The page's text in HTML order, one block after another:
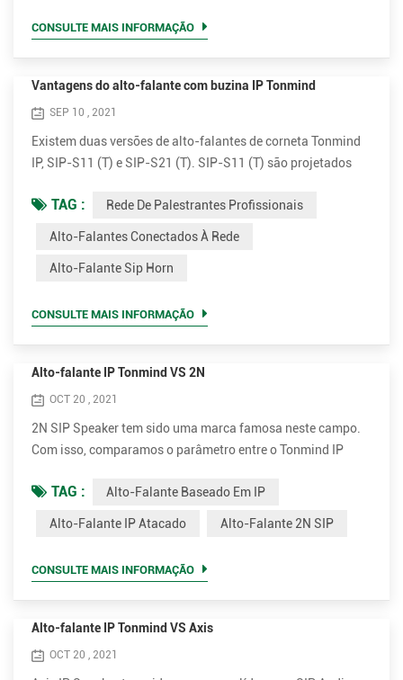
CONSULTE MAIS INFORMAÇÃO
Vantagens do alto-falante com buzina IP Tonmind
SEP 10 , 2021
Existem duas versões de alto-falantes de corneta Tonmind
IP, SIP-S11 (T) e SIP-S21 (T). SIP-S11 (T) são projetados
aparência redonda cinza. Ambas as versões possuem
amplificadores de 15W e 30W opcionais. Conecte e
horn são muito simples de instalar. Suporta PoE (Power
TAG : Rede De Palestrantes Profissionais
Alto-Falantes Conectados À Rede
Alto-Falante Sip Horn
CONSULTE MAIS INFORMAÇÃO
Alto-falante IP Tonmind VS 2N
OCT 20 , 2021
2N SIP Speaker tem sido uma marca famosa neste campo.
Com isso, comparamos o parâmetro entre o Tonmind IP
baseado em IP Tonmind. • Suporta muito mais codec para
melhor qualidade de som, incluindo OPUS, MP1 / MP2 /
econômico. O preço ...
TAG : Alto-Falante Baseado Em IP
Alto-Falante IP Atacado Alto-Falante 2N SIP
CONSULTE MAIS INFORMAÇÃO
Alto-falante IP Tonmind VS Axis
OCT 20 , 2021